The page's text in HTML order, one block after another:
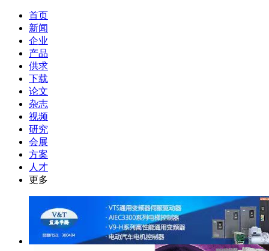
首页
新闻
企业
产品
供求
下载
论文
杂志
视频
研究
会展
方案
人才
更多